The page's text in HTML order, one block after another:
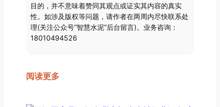
目的，并不意味着赞同其观点或证实其内容的真实
性。如涉及版权等问题，请作者在两周内尽快联系处
理(关注公众号“智慧水泥”后台留言)。业务咨询：
18010494526
阅读更多